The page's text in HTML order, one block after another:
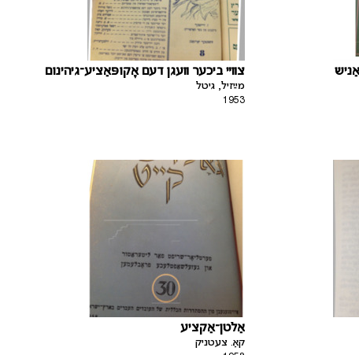
צװײ ביכער װעגן דעם אָקופּאַציע־גיהינום
מײַזיל, גיטל
1953
אַלטן־אַקציע
קאַ. צעטניק